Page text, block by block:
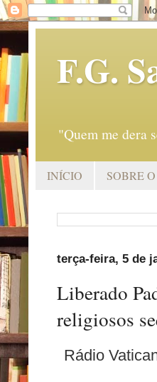
F.G.
"Quem me dera
INÍCIO SOBRE
terça-feira, 5 de
Liberado
religiosos
Rádio